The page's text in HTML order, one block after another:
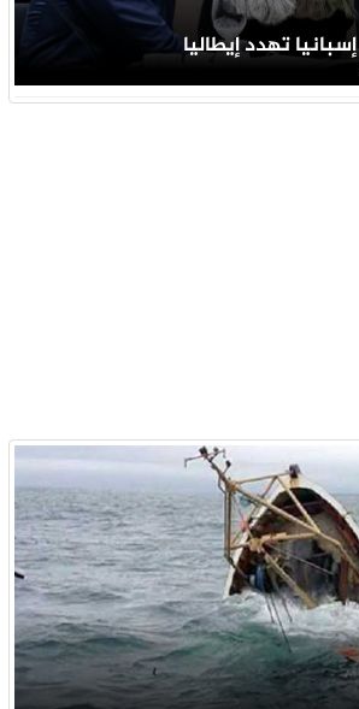
إسبانيا تهدد إيطاليا